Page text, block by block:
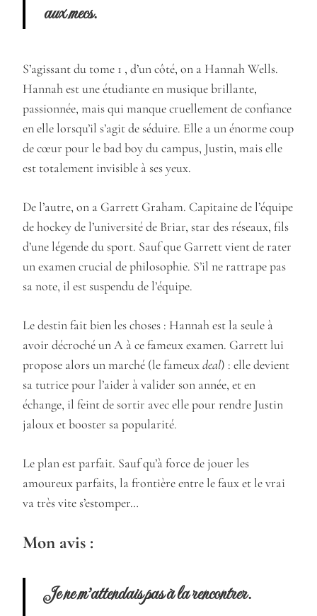
aux mecs.
S’agissant du tome 1 , d’un côté, on a Hannah Wells.
Hannah est une étudiante en musique brillante,
passionnée, mais qui manque cruellement de confiance
en elle lorsqu’il s’agit de séduire. Elle a un énorme coup
de cœur pour le bad boy du campus, Justin, mais elle
est totalement invisible à ses yeux.
De l’autre, on a Garrett Graham. Capitaine de l’équipe
de hockey de l’université de Briar, star des réseaux, fils
d’une légende du sport. Sauf que Garrett vient de rater
un examen crucial de philosophie. S’il ne rattrape pas
sa note, il est suspendu de l’équipe.
Le destin fait bien les choses : Hannah est la seule à
avoir décroché un A à ce fameux examen. Garrett lui
propose alors un marché (le fameuxdeal) : elle devient
sa tutrice pour l’aider à valider son année, et en
échange, il feint de sortir avec elle pour rendre Justin
jaloux et booster sa popularité.
Le plan est parfait. Sauf qu’à force de jouer les
amoureux parfaits, la frontière entre le faux et le vrai
va très vite s’estomper…
Mon avis :
Je ne m’attendais pas à la rencontrer.